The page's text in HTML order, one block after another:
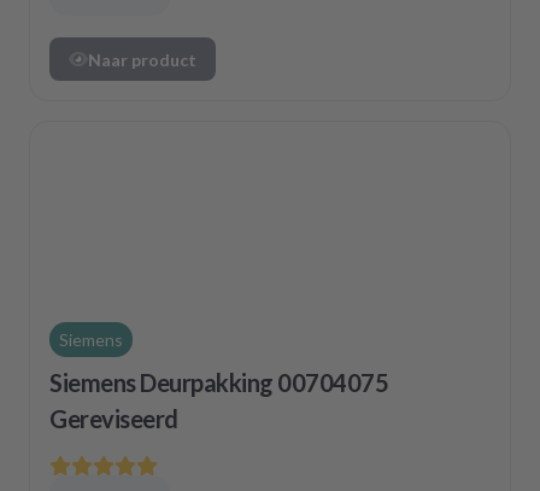
Naar product
Siemens
Siemens Deurpakking 00704075
Gereviseerd